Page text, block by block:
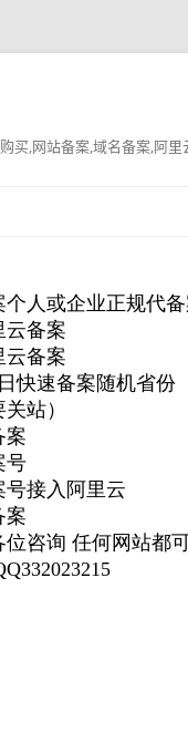
买,网站备案,域名备案,阿